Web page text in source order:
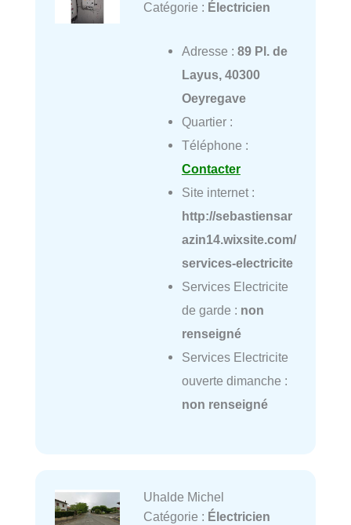
Catégorie : Électricien
Adresse : 89 Pl. de
Layus, 40300
Oeyregave
Quartier :
Téléphone :
Contacter
Site internet :
http://sebastiensar
azin14.wixsite.com/
services-electricite
Services Electricite
de garde : non
renseigné
Services Electricite
ouverte dimanche :
non renseigné
Uhalde Michel
Catégorie : Électricien